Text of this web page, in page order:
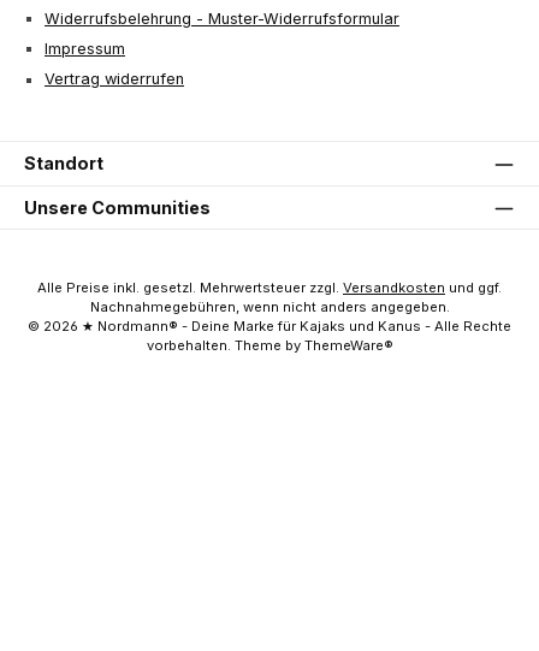
Widerrufsbelehrung - Muster-Widerrufsformular
Impressum
Vertrag widerrufen
Standort
Unsere Communities
Alle Preise inkl. gesetzl. Mehrwertsteuer zzgl. Versandkosten und ggf.
Nachnahmegebühren, wenn nicht anders angegeben.
© 2026 ★ Nordmann® - Deine Marke für Kajaks und Kanus - Alle Rechte
vorbehalten. Theme by ThemeWare®